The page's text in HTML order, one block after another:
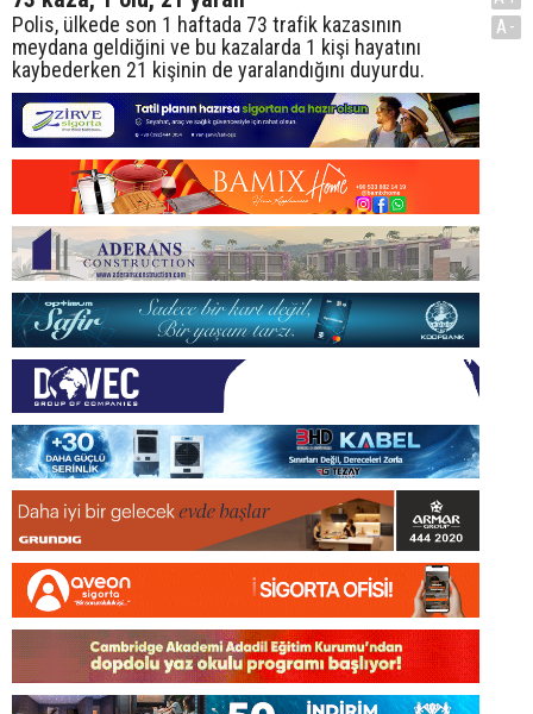
Polis, ülkede son 1 haftada 73 trafik kazasının
meydana geldiğini ve bu kazalarda 1 kişi hayatını
kaybederken 21 kişinin de yaralandığını duyurdu.
A-